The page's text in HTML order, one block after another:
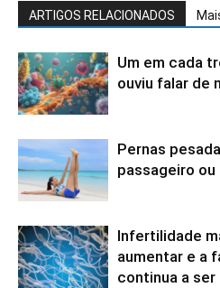
ARTIGOS RELACIONADOS
Um em cada
ouviu falar de
Pernas
passageiro
Infertilidade
aumentar e a
continua a